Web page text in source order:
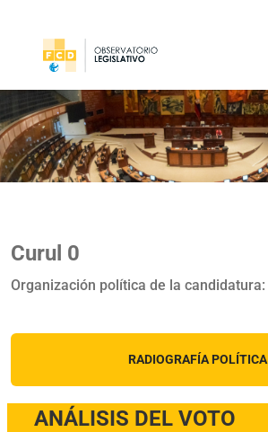
Curul 0
Organización política de la candidatura:
RADIOGRAFÍA POLÍTICA
ANÁLISIS DEL VOTO